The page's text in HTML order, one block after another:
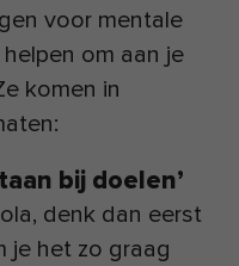
voor mentale
om aan je
komen in
bij doelen’
denk dan eerst
je het zo graag